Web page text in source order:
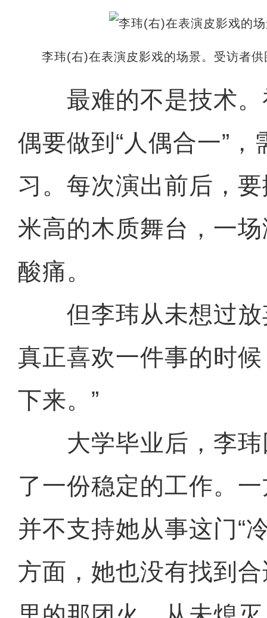
李玮(右)在表演皮影戏的场景。受访者供
最难的不是技术。
偶要做到“人偶合一”
习。每次演出前后，
米高的木质舞台，一
酸痛。
但李玮从未想过放
真正喜欢一件事的时
下来。”
大学毕业后，李玮
了一份稳定的工作。
并不支持她从事这门“
方面，她也没有找到